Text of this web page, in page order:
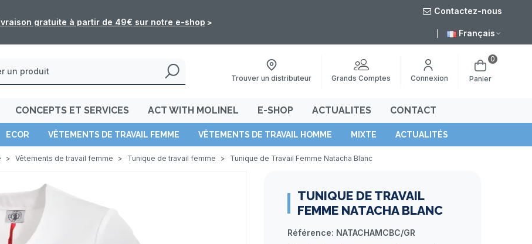
: les commandes de l'e-shop ne seront pas traitées du 5 au 16 août
Contactez-nous
Français
Trouver un distributeur Grands Comptes Connexion Panier
0
CONCEPTS ET SERVICES ACT WITH MOLINEL E-SHOP ACTUALITES CONTACT
ECOR VÊTEMENTS DE TRAVAIL FEMME VÊTEMENTS DE TRAVAIL HOMME MIXTE ACTUALITÉS
> Vêtements de travail femme > Tunique de travail femme > Tunique de Travail Femme Natacha Blanc
TUNIQUE DE TRAVAIL
FEMME NATACHA BLANC
Référence: NATACHAMCBC/GR